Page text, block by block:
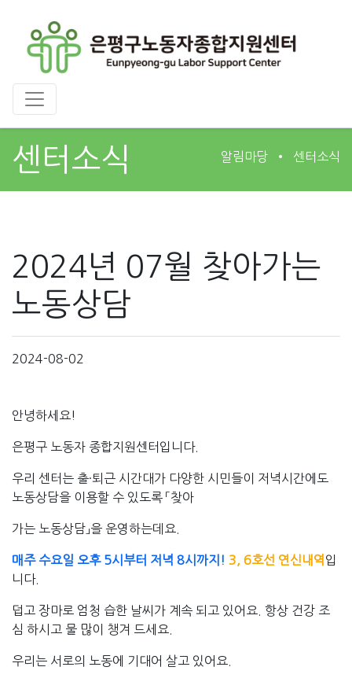
알림마당 센터소식
센터소식
2024년 07월 찾아가는
노동상담
2024-08-02
안녕하세요!
은평구 노동자 종합지원센터입니다.
우리 센터는 출·퇴근 시간대가 다양한 시민들이 저녁시간에도
노동상담을 이용할 수 있도록 「 찾아
가는 노동상담」을 운영하는데요.
매주 수요일 오후 5시부터 저녁 8시까지! 3, 6호선 연신내역입
니다.
덥고 장마로 엄청 습한 날씨가 계속 되고 있어요. 항상 건강 조
심 하시고 물 많이 챙겨 드세요.
우리는 서로의 노동에 기대어 살고 있어요.